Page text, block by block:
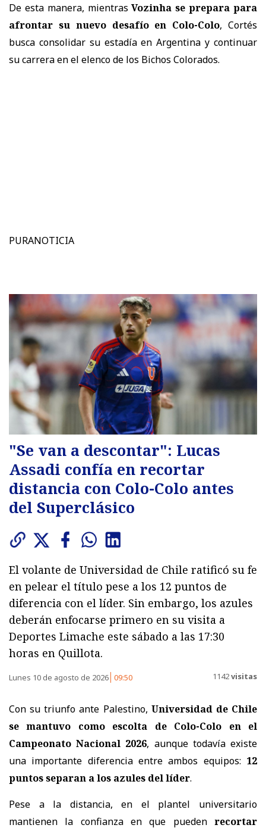
De esta manera, mientrasVozinha se prepara para
afrontar su nuevo desafío en Colo-Colo, Cortés
busca consolidar su estadía en Argentina y continuar
su carrera en el elenco de los Bichos Colorados.
PURANOTICIA
"Se van a descontar": Lucas
Assadi confía en recortar
distancia con Colo-Colo antes
del Superclásico
El volante de Universidad de Chile ratificó su fe
en pelear el título pese a los 12 puntos de
diferencia con el líder. Sin embargo, los azules
deberán enfocarse primero en su visita a
Deportes Limache este sábado a las 17:30
horas en Quillota.
Lunes 10 de agosto de 2026 09:50 1142visitas
Con su triunfo ante Palestino, Universidad de Chile
se mantuvo como escolta de Colo-Colo en el
Campeonato Nacional 2026, aunque todavía existe
una importante diferencia entre ambos equipos: 12
puntos separan a los azules del líder.
Pese a la distancia, en el plantel universitario
mantienen la confianza en que pueden recortar